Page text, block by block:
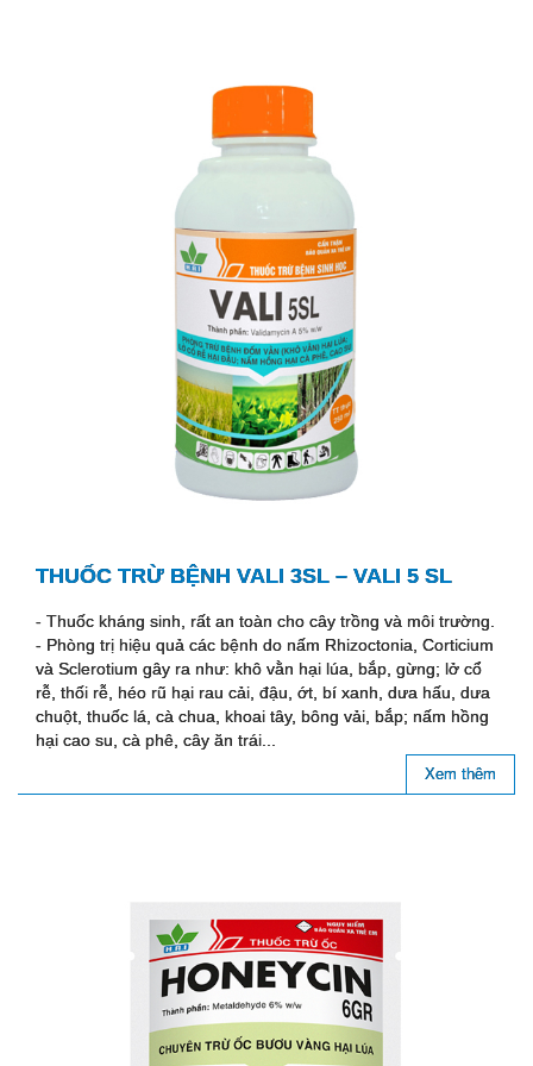
THUỐC TRỪ BỆNH VALI 3SL – VALI 5 SL
- Thuốc kháng sinh, rất an toàn cho cây trồng và môi trường.
- Phòng trị hiệu quả các bệnh do nấm Rhizoctonia, Corticium
và Sclerotium gây ra như: khô vằn hại lúa, bắp, gừng; lở cổ
rễ, thối rễ, héo rũ hại rau cải, đậu, ớt, bí xanh, dưa hấu, dưa
chuột, thuốc lá, cà chua, khoai tây, bông vải, bắp; nấm hồng
hại cao su, cà phê, cây ăn trái...
Xem thêm